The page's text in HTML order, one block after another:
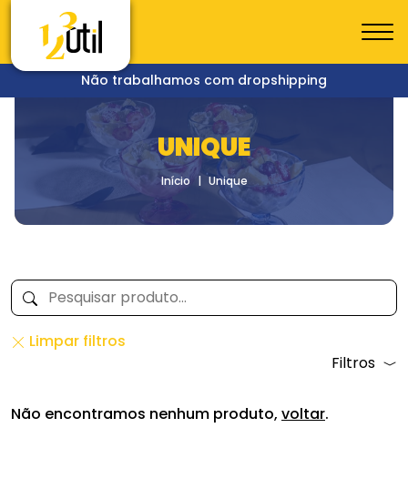
Não trabalhamos com dropshipping
UNIQUE
Início Unique
Limpar filtros
Filtros
Categorias
Não encontramos nenhum produto, voltar.